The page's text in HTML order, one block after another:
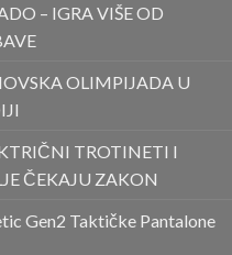
– IGRA VIŠE OD
OLIMPIJADA U
TROTINETI I
ČEKAJU ZAKON
Gen2 Taktičke Pantalone